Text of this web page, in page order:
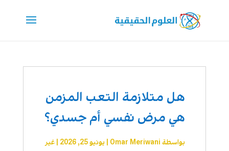
هل متلازمة التعب المزمن
هي مرض نفسي أم جسدي؟
بواسطة Omar Meriwani يونيو 25, 2026
غير